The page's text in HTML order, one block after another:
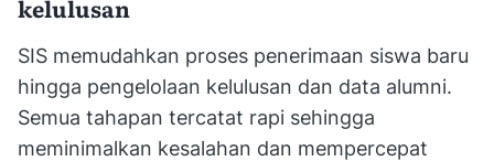
kelulusan
SIS memudahkan proses penerimaan siswa baru
hingga pengelolaan kelulusan dan data alumni.
Semua tahapan tercatat rapi sehingga
meminimalkan kesalahan dan mempercepat